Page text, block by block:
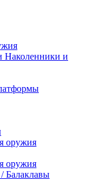
Наколенники и
оружия
оружия